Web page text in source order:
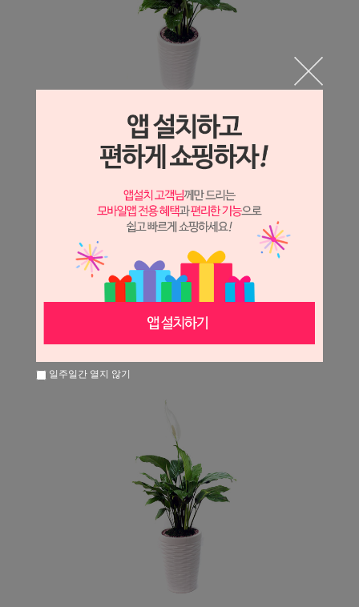
일주일간 열지 않기